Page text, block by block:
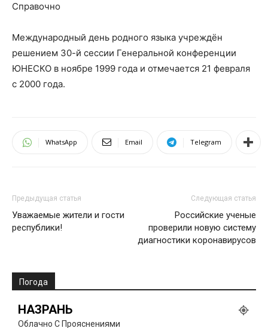
Справочно
Международный день родного языка учреждён
решением 30-й сессии Генеральной конференции
ЮНЕСКО в ноябре 1999 года и отмечается 21 февраля
с 2000 года.
WhatsApp Email Telegram
Предыдущая статья
Уважаемые жители и гости
республики!
Следующая статья
Российские ученые
проверили новую систему
диагностики коронавирусов
Погода
НАЗРАНЬ
Облачно С Прояснениями